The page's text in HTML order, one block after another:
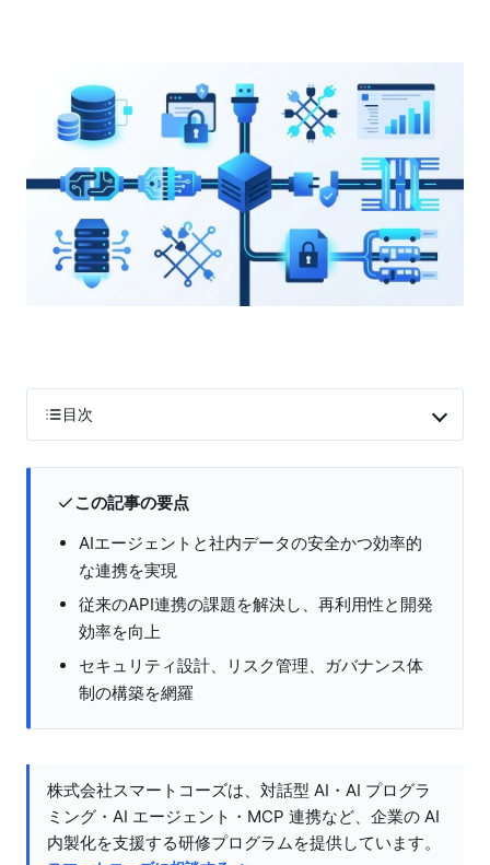
目次
この記事の要点
AIエージェントと社内データの安全かつ効率的
な連携を実現
従来のAPI連携の課題を解決し、再利用性と開発
効率を向上
セキュリティ設計、リスク管理、ガバナンス体
制の構築を網羅
株式会社スマートコーズは、対話型 AI・AI プログラ
ミング・AI エージェント・MCP 連携など、企業の AI
内製化を支援する研修プログラムを提供しています。